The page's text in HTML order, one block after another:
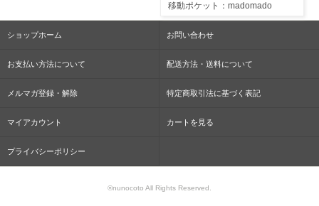
移動ポケット：madomado
ショップホーム お問い合わせ
お支払い方法について 配送方法・送料について
メルマガ登録・解除 特定商取引法に基づく表記
マイアカウント カートを見る
プライバシーポリシー
®nunocoto All Rights Reserved.